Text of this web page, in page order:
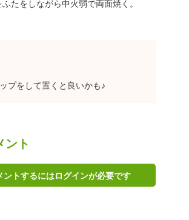
たをしながら中火弱で両面焼く。
プをして置くと良いかも♪
ント
ントするにはログインが必要です